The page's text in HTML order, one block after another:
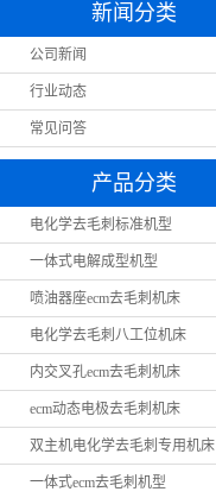
新闻分类
公司新闻
行业动态
常见问答
产品分类
电化学去毛刺标准机型
一体式电解成型机型
喷油器座ecm去毛刺机床
电化学去毛刺八工位机床
内交叉孔ecm去毛刺机床
ecm动态电极去毛刺机床
双主机电化学去毛刺专用机床
一体式ecm去毛刺机型